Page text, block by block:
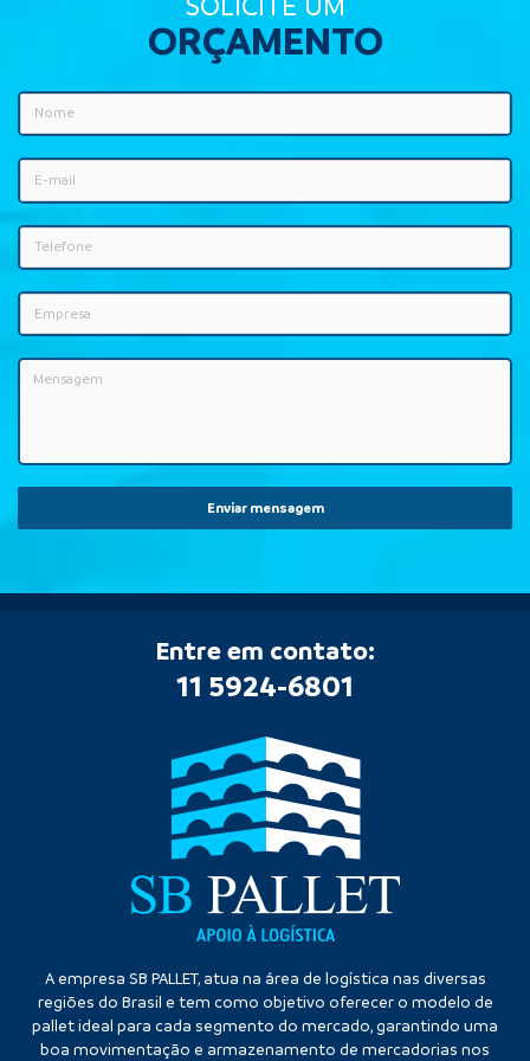
SOLICITE UM
ORÇAMENTO
Enviar mensagem
Entre em contato:
11 5924-6801
A empresa SB PALLET, atua na área de logística nas diversas
regiões do Brasil e tem como objetivo oferecer o modelo de
pallet ideal para cada segmento do mercado, garantindo uma
boa movimentação e armazenamento de mercadorias nos